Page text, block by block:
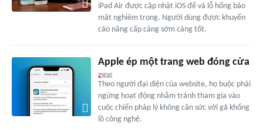
iPad Air được cập nhật iOS để vá lỗ hổng bảo
mật nghiêm trọng. Người dùng được khuyến
cáo nâng cấp càng sớm càng tốt.
Apple ép một trang web đóng cửa
Theo người đại diện của website, họ buộc phải
ngừng hoạt động nhằm tránh tham gia vào
cuộc chiến pháp lý không cân sức với gã khổng
lồ công nghệ.